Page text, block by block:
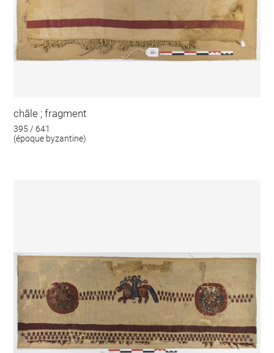
châle ; fragment
395 / 641
(époque byzantine)